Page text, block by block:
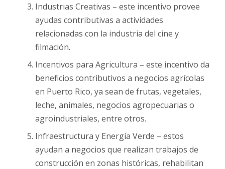
Industrias Creativas – este incentivo provee
ayudas contributivas a actividades
relacionadas con la industria del cine y
filmación.
Incentivos para Agricultura – este incentivo da
beneficios contributivos a negocios agrícolas
en Puerto Rico, ya sean de frutas, vegetales,
leche, animales, negocios agropecuarias o
agroindustriales, entre otros.
Infraestructura y Energía Verde – estos
ayudan a negocios que realizan trabajos de
construcción en zonas históricas, rehabilitan